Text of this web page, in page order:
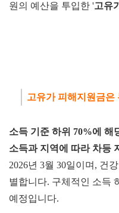
원의 예산을 투입한 '고유
고유가 피해지원금은
소득 기준 하위 70%에 해
소득과 지역에 따라 차등
2026년 3월 30일이며, 건
별합니다. 구체적인 소득
예정입니다.